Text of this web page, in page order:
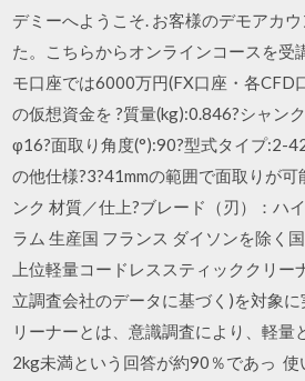
デミーへようこそ. お客様のデモアカウ
た。こちらからオンラインコースを受
モ口座では6000万円(FX口座・各CFD
の仮想資金を ?質量(kg):0.846?シャン
φ16?面取り角度(°):90?型式タイプ:2-
の他仕様?3?41mmの範囲で面取りが可
ンク 材質／仕上?ブレード（刃）：ハ
ラム 生産国 フランス ダイソンを除く
上位軽量コードレススティッククリ
立調査会社のデータに基づく)を対象
リーナーとは、意識調査により、軽量
2kg未満という回答が約90％であっ 使